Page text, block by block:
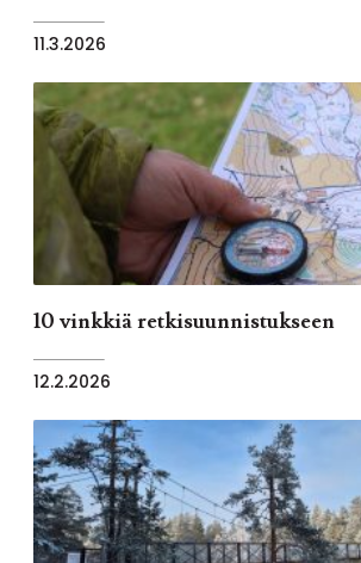
11.3.2026
10 vinkkiä retkisuunnistukseen
12.2.2026